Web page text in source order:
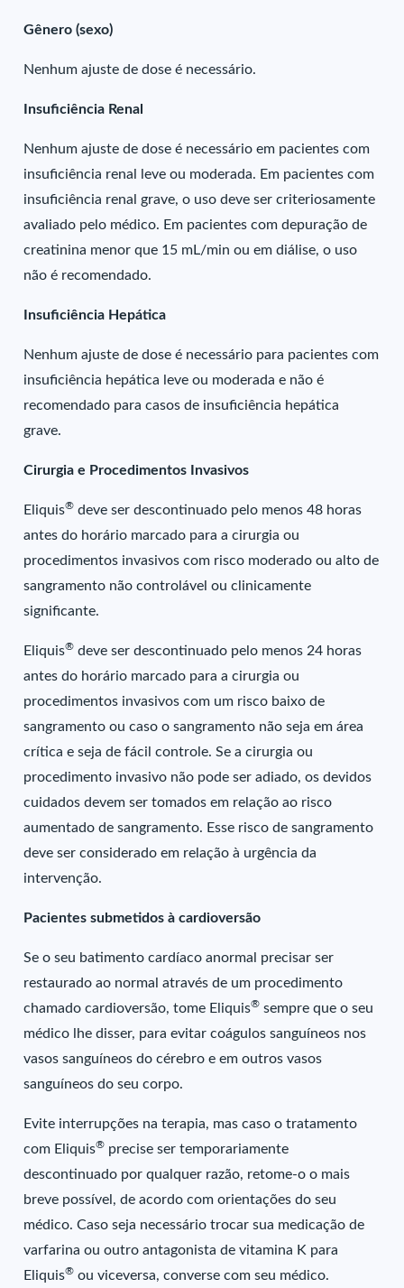
Gênero (sexo)
Nenhum ajuste de dose é necessário.
Insuficiência Renal
Nenhum ajuste de dose é necessário em pacientes com
insuficiência renal leve ou moderada. Em pacientes com
insuficiência renal grave, o uso deve ser criteriosamente
avaliado pelo médico. Em pacientes com depuração de
creatinina menor que 15 mL/min ou em diálise, o uso
não é recomendado.
Insuficiência Hepática
Nenhum ajuste de dose é necessário para pacientes com
insuficiência hepática leve ou moderada e não é
recomendado para casos de insuficiência hepática
grave.
Cirurgia e Procedimentos Invasivos
Eliquis® deve ser descontinuado pelo menos 48 horas
antes do horário marcado para a cirurgia ou
procedimentos invasivos com risco moderado ou alto de
sangramento não controlável ou clinicamente
significante.
Eliquis® deve ser descontinuado pelo menos 24 horas
antes do horário marcado para a cirurgia ou
procedimentos invasivos com um risco baixo de
sangramento ou caso o sangramento não seja em área
crítica e seja de fácil controle. Se a cirurgia ou
procedimento invasivo não pode ser adiado, os devidos
cuidados devem ser tomados em relação ao risco
aumentado de sangramento. Esse risco de sangramento
deve ser considerado em relação à urgência da
intervenção.
Pacientes submetidos à cardioversão
Se o seu batimento cardíaco anormal precisar ser
restaurado ao normal através de um procedimento
chamado cardioversão, tome Eliquis® sempre que o seu
médico lhe disser, para evitar coágulos sanguíneos nos
vasos sanguíneos do cérebro e em outros vasos
sanguíneos do seu corpo.
Evite interrupções na terapia, mas caso o tratamento
com Eliquis® precise ser temporariamente
descontinuado por qualquer razão, retome-o o mais
breve possível, de acordo com orientações do seu
médico. Caso seja necessário trocar sua medicação de
varfarina ou outro antagonista de vitamina K para
Eliquis® ou viceversa, converse com seu médico.